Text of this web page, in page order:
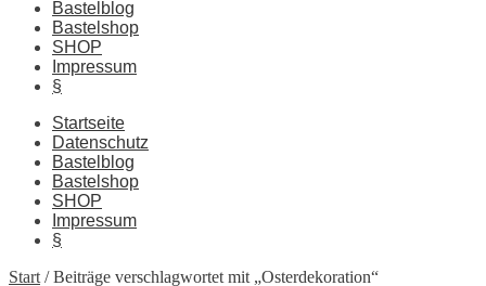
Bastelblog
Bastelshop
SHOP
Impressum
§
Startseite
Datenschutz
Bastelblog
Bastelshop
SHOP
Impressum
§
Start /Beiträge verschlagwortet mit „Osterdekoration“